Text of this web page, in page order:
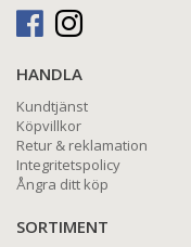
HANDLA
Kundtjänst
Köpvillkor
Retur & reklamation
Integritetspolicy
Ångra ditt köp
SORTIMENT